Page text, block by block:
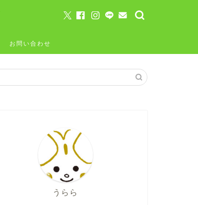
お問い合わせ
うらら